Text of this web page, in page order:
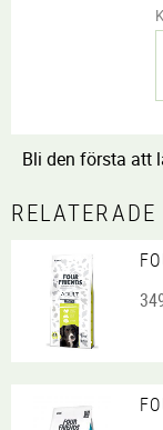
Bli den första att